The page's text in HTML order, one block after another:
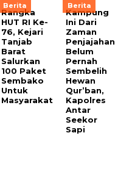
Berita
Rangka
HUT RI Ke-
76, Kejari
Tanjab
Barat
Salurkan
100 Paket
Sembako
Untuk
Masyarakat
Berita
Kampung
Ini Dari
Zaman
Penjajahan
Belum
Pernah
Sembelih
Hewan
Qur’ban,
Kapolres
Antar
Seekor
Sapi